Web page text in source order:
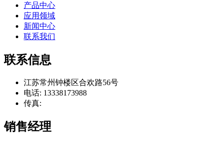
产品中心
应用领域
新闻中心
联系我们
联系信息
江苏常州钟楼区合欢路56号
电话: 13338173988
传真:
销售经理